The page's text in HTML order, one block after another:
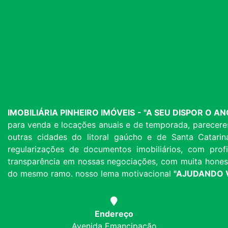
IMOBILIÁRIA PINHEIRO IMÓVEIS - "A SEU DISPOR O
para venda e locações anuais e de temporada,
outras cidades do litoral gaúcho e de Santa
regularizações de documentos imobiliários, com
transparência em nossas negociações, com muita
do mesmo ramo. nosso lema motivacional "AJUDANDO
Endereço